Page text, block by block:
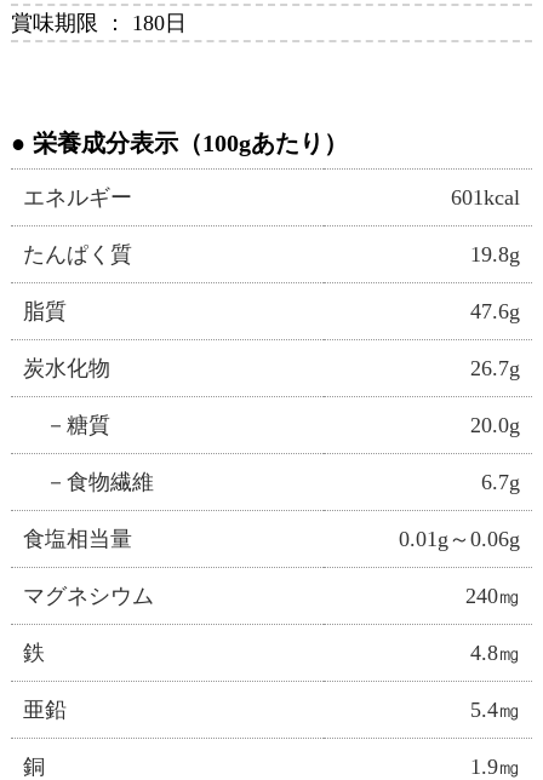
賞味期限 ： 180日
栄養成分表示（100gあたり）
エネルギー 601kcal
たんぱく質 19.8g
脂質 47.6g
炭水化物 26.7g
－糖質 20.0g
－食物繊維 6.7g
食塩相当量 0.01g～0.06g
マグネシウム 240㎎
鉄 4.8㎎
亜鉛 5.4㎎
銅 1.9㎎